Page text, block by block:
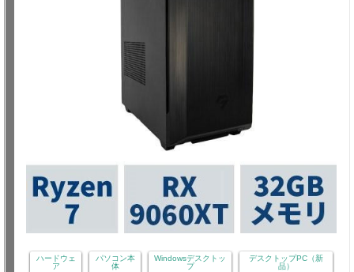
ハードウェ
ア
パソコン本
体
Windowsデスクトッ
プ
デスクトップPC（新
品）